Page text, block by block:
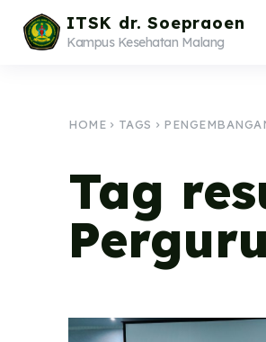
ITSK dr. Soepraoen
Kampus Kesehatan Malang
HOME TAGS
Tag